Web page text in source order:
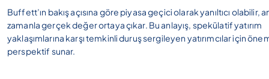
Buffett’ın bakış açısına göre piyasa geçici olarak yanıltıcı olabilir,
zamanla gerçek değer ortaya çıkar. Bu anlayış, spekülatif yatırım
yaklaşımlarına karşı temkinli duruş sergileyen yatırımcılar için
perspektif sunar.